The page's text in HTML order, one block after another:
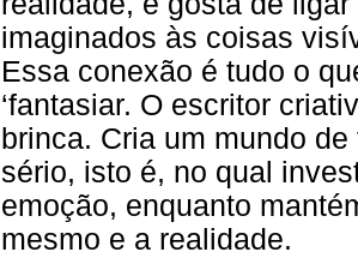
imaginados às coisas
Essa conexão é tudo o
‘fantasiar. O escritor
brinca. Cria um mundo
sério, isto é, no qual
emoção, enquanto
mesmo e a realidade.